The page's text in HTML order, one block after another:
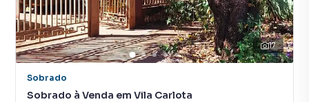
17
Sobrado
Sobrado à Venda em Vila Carlota